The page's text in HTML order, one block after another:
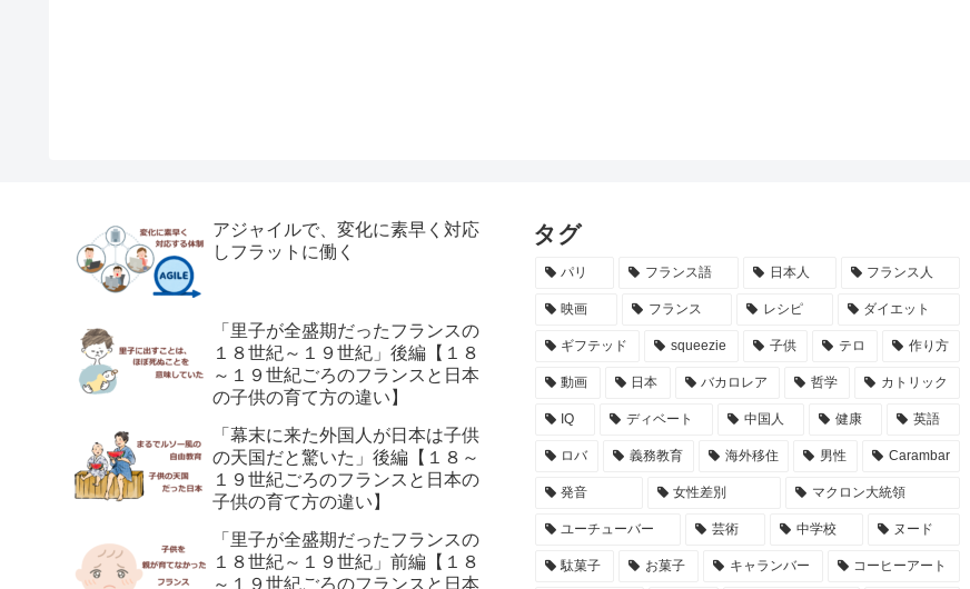
アジャイルで、変化に素早く対応
しフラットに働く
「里子が全盛期だったフランスの
１８世紀～１９世紀」後編【１８
～１９世紀ごろのフランスと日本
の子供の育て方の違い】
「幕末に来た外国人が日本は子供
の天国だと驚いた」後編【１８～
１９世紀ごろのフランスと日本の
子供の育て方の違い】
「里子が全盛期だったフランスの
１８世紀～１９世紀」前編【１８
～１９世紀ごろのフランスと日本
タグ
パリ フランス語 日本人 フランス人
映画 フランス レシピ ダイエット
ギフテッド squeezie 子供 テロ 作り方
動画 日本 バカロレア 哲学 カトリック
IQ ディベート 中国人 健康 英語
ロバ 義務教育 海外移住 男性 Carambar
発音 女性差別 マクロン大統領
ユーチューバー 芸術 中学校 ヌード
駄菓子 お菓子 キャランバー コーヒーアート